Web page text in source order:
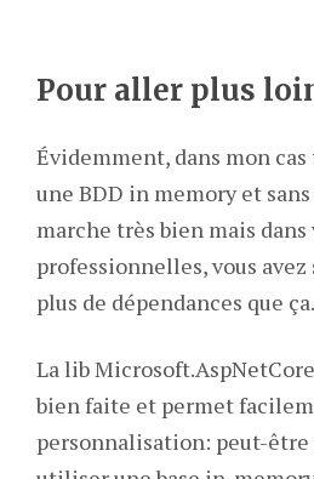
Pour aller plus
Évidemment, dans mon
une BDD in memory et
marche très bien mais
professionnelles, vous
plus de dépendances que ça.
La lib
bien faite et permet
personnalisation: peut-être